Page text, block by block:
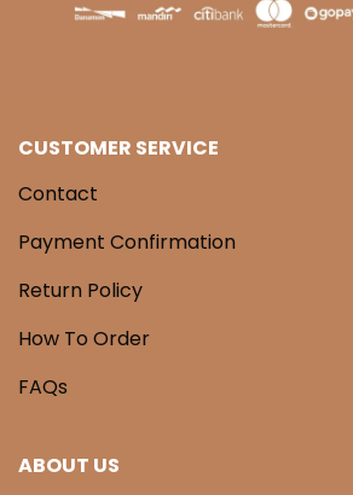
CUSTOMER SERVICE
Contact
Payment Confirmation
Return Policy
How To Order
FAQs
ABOUT US